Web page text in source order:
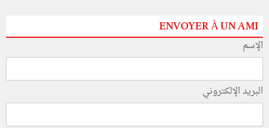
ENVOYER À UN AMI
الإسم
البريد الإلكتروني